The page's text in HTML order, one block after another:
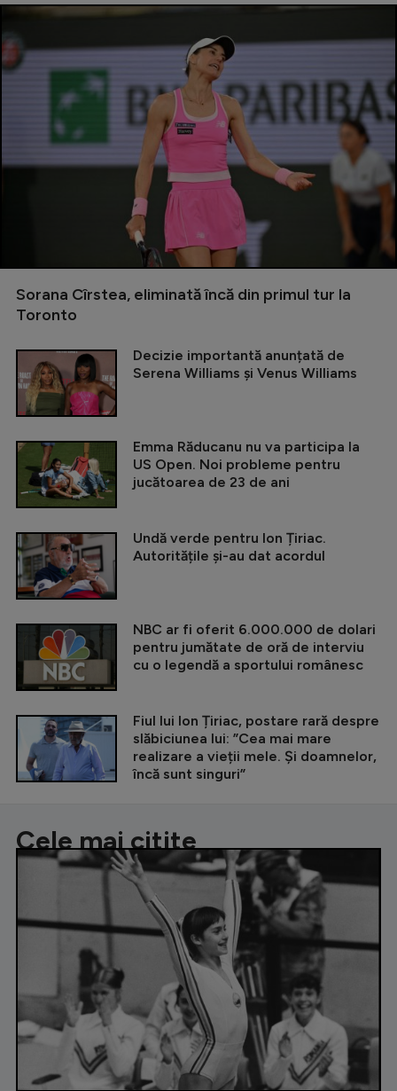
Sorana Cîrstea, eliminată încă din primul tur la
Toronto
Decizie importantă anunțată de
Serena Williams și Venus Williams
Emma Răducanu nu va participa la
US Open. Noi probleme pentru
jucătoarea de 23 de ani
Undă verde pentru Ion Țiriac.
Autoritățile și-au dat acordul
NBC ar fi oferit 6.000.000 de dolari
pentru jumătate de oră de interviu
cu o legendă a sportului românesc
Fiul lui Ion Țiriac, postare rară despre
slăbiciunea lui: ”Cea mai mare
realizare a vieții mele. Și doamnelor,
încă sunt singuri”
Cele mai citite